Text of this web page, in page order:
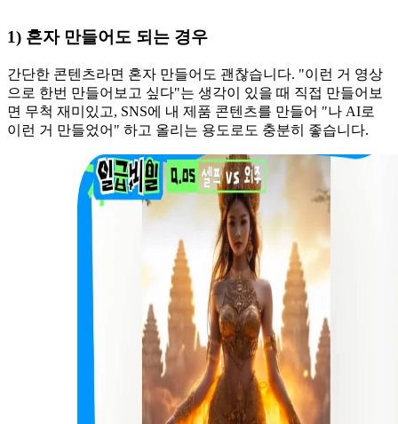
1) 혼자 만들어도 되는 경우
간단한 콘텐츠라면 혼자 만들어도 괜찮습니다. "이런 거 영상
으로 한번 만들어보고 싶다"는 생각이 있을 때 직접 만들어보
면 무척 재미있고, SNS에 내 제품 콘텐츠를 만들어 "나 AI로
이런 거 만들었어" 하고 올리는 용도로도 충분히 좋습니다.